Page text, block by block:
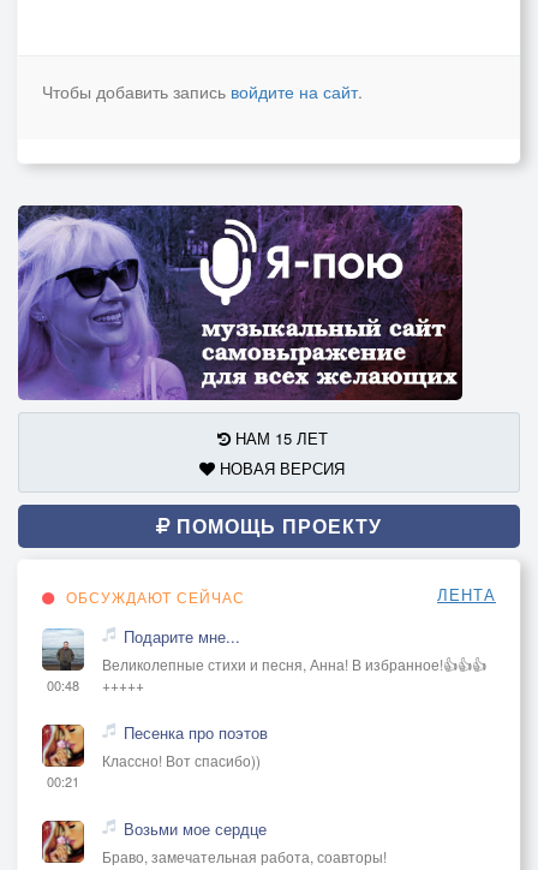
Чтобы добавить запись войдите на сайт.
НАМ 15 ЛЕТ
НОВАЯ ВЕРСИЯ
ПОМОЩЬ ПРОЕКТУ
ОБСУЖДАЮТ СЕЙЧАС ЛЕНТА
00:48
Подарите мне...
Великолепные стихи и песня, Анна! В избранное!👍👍👍
+++++
00:21
Песенка про поэтов
Классно! Вот спасибо))
Возьми мое сердце
Браво, замечательная работа, соавторы!